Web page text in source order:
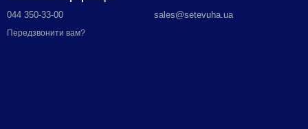
044 350-33-00
Передзвонити вам?
sales@setevuha.ua